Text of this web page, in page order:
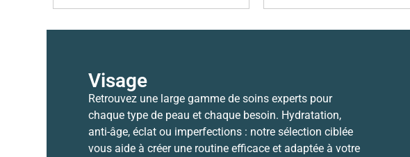
Visage
Retrouvez une large gamme de soins experts pour
chaque type de peau et chaque besoin. Hydratation,
anti-âge, éclat ou imperfections : notre sélection ciblée
vous aide à créer une routine efficace et adaptée à votre